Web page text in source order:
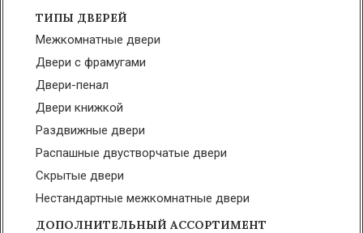
ТИПЫ ДВЕРЕЙ
Межкомнатные двери
Двери с фрамугами
Двери-пенал
Двери книжкой
Раздвижные двери
Распашные двустворчатые двери
Скрытые двери
Нестандартные межкомнатные двери
ДОПОЛНИТЕЛЬНЫЙ АССОРТИМЕНТ